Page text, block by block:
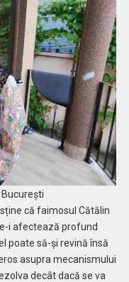
că faimosul Cătălin
i afectează profund
poate să-și revină însă
asupra mecanismului
decât dacă se va